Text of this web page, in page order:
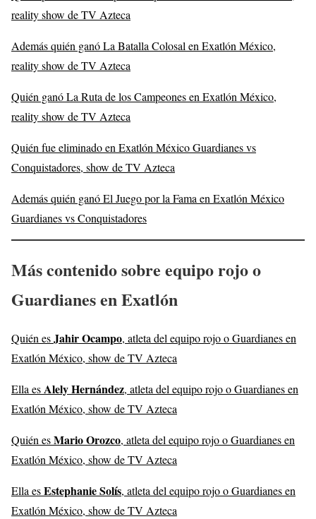
reality show de TV Azteca
Además quién ganó La Batalla Colosal en Exatlón México,
reality show de TV Azteca
Quién ganó La Ruta de los Campeones en Exatlón México,
reality show de TV Azteca
Quién fue eliminado en Exatlón México Guardianes vs
Conquistadores, show de TV Azteca
Además quién ganó El Juego por la Fama en Exatlón México
Guardianes vs Conquistadores
Más contenido sobre equipo rojo o
Guardianes en Exatlón
Quién esJahir Ocampo, atleta del equipo rojo o Guardianes en
Exatlón México, show de TV Azteca
Ella esAlely Hernández, atleta del equipo rojo o Guardianes en
Exatlón México, show de TV Azteca
Quién esMario Orozco, atleta del equipo rojo o Guardianes en
Exatlón México, show de TV Azteca
Ella esEstephanie Solís, atleta del equipo rojo o Guardianes en
Exatlón México, show de TV Azteca